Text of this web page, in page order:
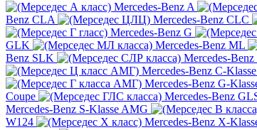
Mercedes-Benz A
Benz CLA
Mercedes-Benz CLC
Mercedes-Benz G
GLK
Mercedes-Benz ML
Benz SLK
Mercedes-Benz
Mercedes-Benz C-
Mercedes-Benz G-
Coupe
Mercedes-Benz
Mercedes-Benz S-Klasse AMG
W124
Mercedes-Benz X-